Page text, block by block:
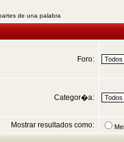
de una palabra
Foro:
Categor�a:
Mostrar resultados como: